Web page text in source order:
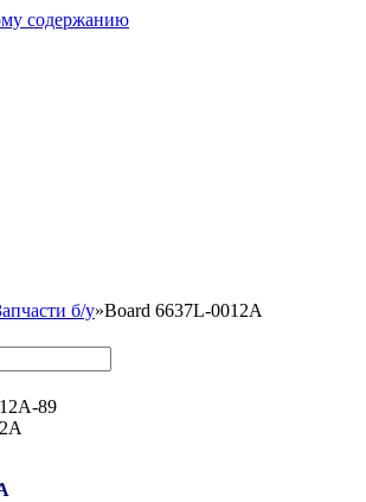
содержанию
б/у»Board 6637L-0012A
89